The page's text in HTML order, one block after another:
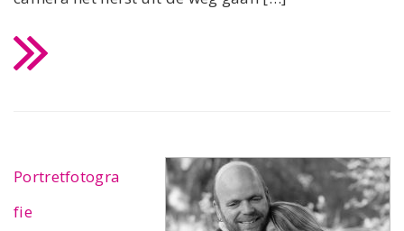
Portretfotogra
fie